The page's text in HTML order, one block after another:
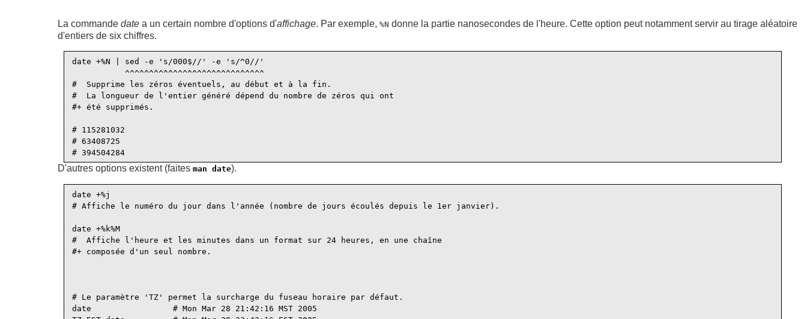
La commande date a un certain nombre d'options d'affichage. Par exemple, %N donne la partie nanosecondes de l'heure. Cette option peut notamment servir au tirage aléatoire
d'entiers de six chiffres.
date +%N | sed -e 's/000$//' -e 's/^0//'
           ^^^^^^^^^^^^^^^^^^^^^^^^^^^^^
#  Supprime les zéros éventuels, au début et à la fin.
#  La longueur de l'entier généré dépend du nombre de zéros qui ont
#+ été supprimés.
# 115281032
# 63408725
D'autres options existent (faites man date).
date +%j
# Affiche le numéro du jour dans l'année (nombre de jours écoulés depuis le 1er janvier).
date +%k%M
#  Affiche l'heure et les minutes dans un format sur 24 heures, en une chaîne
#+ composée d'un seul nombre.
# Le paramètre 'TZ' permet la surcharge du fuseau horaire par défaut.
date                 # Mon Mar 28 21:42:16 MST 2005